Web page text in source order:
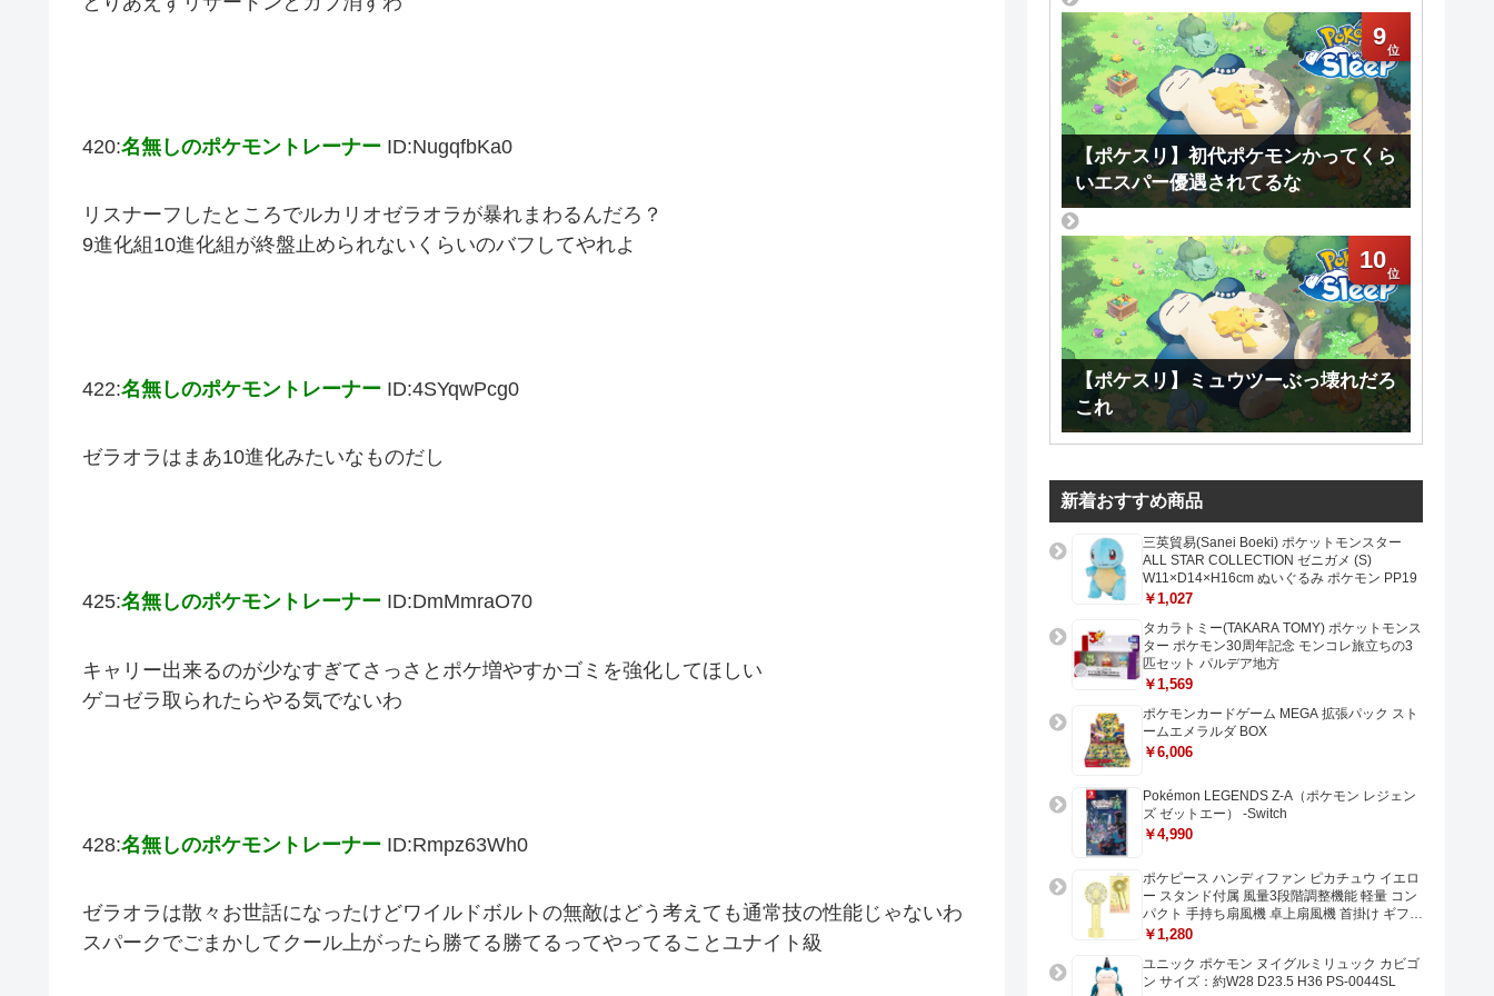
420:名無しのポケモントレーナー ID:NugqfbKa0
リスナーフしたところでルカリオゼラオラが暴れまわるんだろ？
9進化組10進化組が終盤止められないくらいのバフしてやれよ
422:名無しのポケモントレーナー ID:4SYqwPcg0
ゼラオラはまあ10進化みたいなものだし
425:名無しのポケモントレーナー ID:DmMmraO70
キャリー出来るのが少なすぎてさっさとポケ増やすかゴミを強化してほしい
ゲコゼラ取られたらやる気でないわ
428:名無しのポケモントレーナー ID:Rmpz63Wh0
ゼラオラは散々お世話になったけどワイルドボルトの無敵はどう考えても通常技の性能じゃないわ
スパークでごまかしてクール上がったら勝てる勝てるってやってることユナイト級
9
【ポケスリ】初代ポケモンかってくら
いエスパー優遇されてるな
10
【ポケスリ】ミュウツーぶっ壊れだろ
これ
新着おすすめ商品
三英貿易(Sanei Boeki) ポケットモンスター
ALL STAR COLLECTION ゼニガメ (S)
W11×D14×H16cm ぬいぐるみ ポケモン PP19
￥1,027
タカラトミー(TAKARA TOMY) ポケットモンス
ター ポケモン30周年記念 モンコレ旅立ちの3
匹セット パルデア地方
￥1,569
ポケモンカードゲーム MEGA 拡張パック スト
ームエメラルダ BOX
￥6,006
Pokémon LEGENDS Z-A（ポケモン レジェン
ズ ゼットエー） -Switch
￥4,990
ポケピース ハンディファン ピカチュウ イエロ
ー スタンド付属 風量3段階調整機能 軽量 コン
パクト 手持ち扇風機 卓上扇風機 首掛け ギフト
プレゼントに最適 USB充電 Type-C対応
￥1,280
ユニック ポケモン ヌイグルミリュック カビゴ
ン サイズ：約W28 D23.5 H36 PS-0044SL